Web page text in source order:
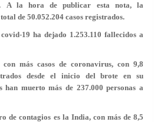
A la hora de publicar esta nota, la
de 50.052.204 casos registrados.
19 ha dejado 1.253.110 fallecidos a
más casos de coronavirus, con 9,8
desde el inicio del brote en su
muerto más de 237.000 personas a
de contagios es la India, con más de 8,5